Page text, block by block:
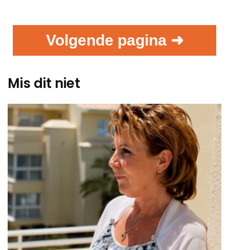
Volgende pagina ➜
Mis dit niet